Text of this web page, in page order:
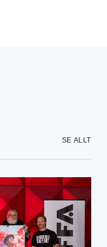
SE ALLT